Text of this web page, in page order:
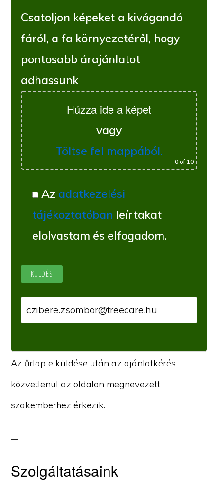
Csatoljon képeket a kivágandó
fáról, a fa környezetéről, hogy
pontosabb árajánlatot
adhassunk
Húzza ide a képet
vagy
Töltse fel mappából.
0of 10
Az adatkezelési
tájékoztatóban leírtakat
elolvastam és elfogadom.
Az űrlap elküldése után az ajánlatkérés
közvetlenül az oldalon megnevezett
szakemberhez érkezik.
Szolgáltatásaink